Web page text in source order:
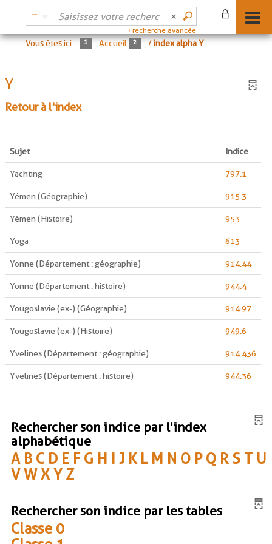
recherche avancée
Vous êtes ici : Accueil /index alpha Y
Y
Retour à l'index
Sujet Indice
Yachting 797.1
Yémen (Géographie) 915.3
Yémen (Histoire) 953
Yoga 613
Yonne (Département : géographie) 914.44
Yonne (Département : histoire) 944.4
Yougoslavie (ex-) (Géographie) 914.97
Yougoslavie (ex-) (Histoire) 949.6
Yvelines (Département : géographie) 914.436
Yvelines (Département : histoire) 944.36
Rechercher son indice par l'index
alphabétique
A B C D E F G H J K L M N O P Q R S T U
V W X Y Z
Rechercher son indice par les tables
Classe 0